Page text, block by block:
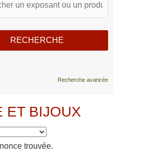
Recherche avancée
ET BIJOUX
trouvée.